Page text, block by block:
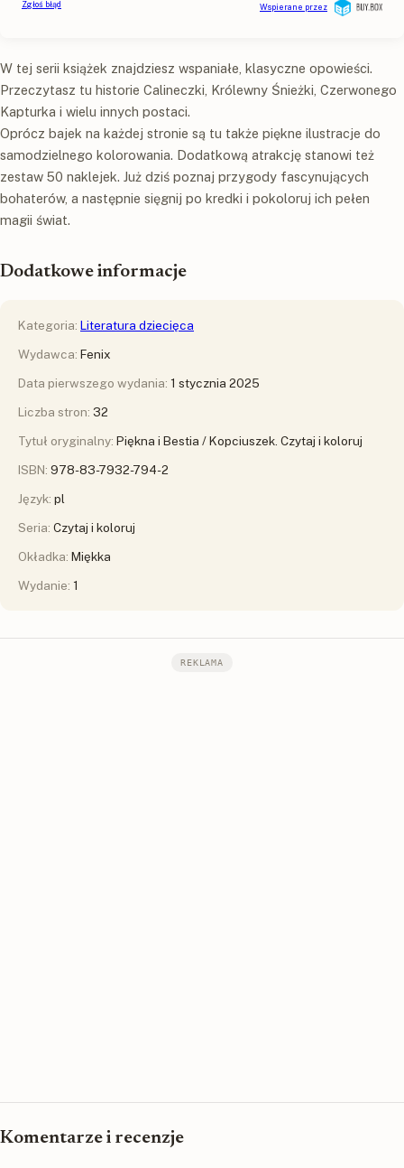
W tej serii książek znajdziesz wspaniałe, klasyczne opowieści.
Przeczytasz tu historie Calineczki, Królewny Śnieżki, Czerwonego
Kapturka i wielu innych postaci.
Oprócz bajek na każdej stronie są tu także piękne ilustracje do
samodzielnego kolorowania. Dodatkową atrakcję stanowi też
zestaw 50 naklejek. Już dziś poznaj przygody fascynujących
bohaterów, a następnie sięgnij po kredki i pokoloruj ich pełen
magii świat.
Dodatkowe informacje
Kategoria: Literatura dziecięca
Wydawca: Fenix
Data pierwszego wydania: 1 stycznia 2025
Liczba stron: 32
Tytuł oryginalny: Piękna i Bestia / Kopciuszek. Czytaj i koloruj
ISBN: 978-83-7932-794-2
Język: pl
Seria: Czytaj i koloruj
Okładka: Miękka
Wydanie: 1
REKLAMA
Komentarze i recenzje